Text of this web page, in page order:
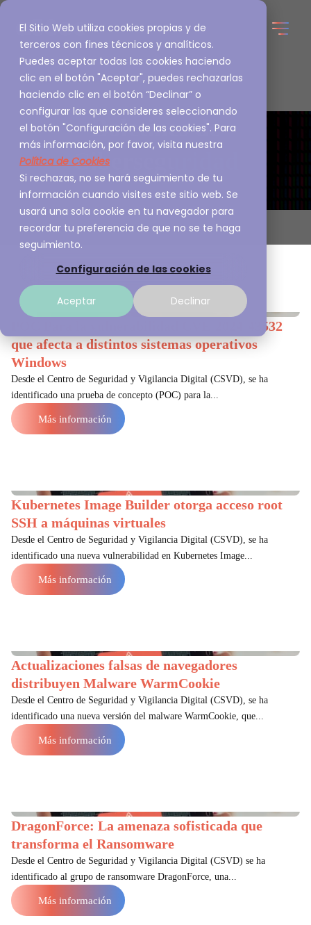
El Sitio Web utiliza cookies propias y de
terceros con fines técnicos y analíticos.
Puedes aceptar todas las cookies haciendo
clic en el botón "Aceptar", puedes rechazarlas
haciendo clic en el botón “Declinar” o
configurar las que consideres seleccionando
el botón "Configuración de las cookies". Para
más información, por favor, visita nuestra
Política de Cookies
Si rechazas, no se hará seguimiento de tu
información cuando visites este sitio web. Se
usará una sola cookie en tu navegador para
recordar tu preferencia de que no se te haga
seguimiento.
Configuración de las cookies
Aceptar Declinar
Boletines de
Ciberseguridad
POC Para la vulnerabilidad CVE-2024-43532
que afecta a distintos sistemas operativos
Windows
Desde el Centro de Seguridad y Vigilancia Digital (CSVD), se ha
identificado una prueba de concepto (POC) para la...
Más información
Kubernetes Image Builder otorga acceso root
SSH a máquinas virtuales
Desde el Centro de Seguridad y Vigilancia Digital (CSVD), se ha
identificado una nueva vulnerabilidad en Kubernetes Image...
Más información
Actualizaciones falsas de navegadores
distribuyen Malware WarmCookie
Desde el Centro de Seguridad y Vigilancia Digital (CSVD), se ha
identificado una nueva versión del malware WarmCookie, que...
Más información
DragonForce: La amenaza sofisticada que
transforma el Ransomware
Desde el Centro de Seguridad y Vigilancia Digital (CSVD) se ha
identificado al grupo de ransomware DragonForce, una...
Más información